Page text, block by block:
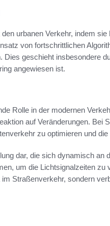
den urbanen Verkehr, indem
von fortschrittlichen
geschieht insbesondere
angewiesen ist.
Rolle in der modernen
auf Veränderungen. Bei
zu optimieren und
dar, die sich dynamisch an
um die Lichtsignalzeiten zu
Straßenverkehr, sondern